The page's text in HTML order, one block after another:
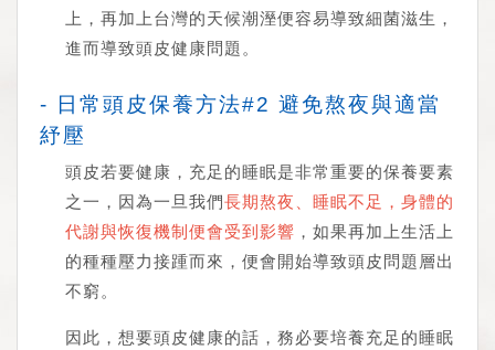
上，再加上台灣的天候潮溼便容易導致細菌滋生，
進而導致頭皮健康問題。
- 日常頭皮保養方法#2 避免熬夜與適當
紓壓
頭皮若要健康，充足的睡眠是非常重要的保養要素
之一，因為一旦我們長期熬夜、睡眠不足，身體的
代謝與恢復機制便會受到影響 ，如果再加上生活上
的種種壓力接踵而來，便會開始導致頭皮問題層出
不窮。
因此，想要頭皮健康的話，務必要培養充足的睡眠